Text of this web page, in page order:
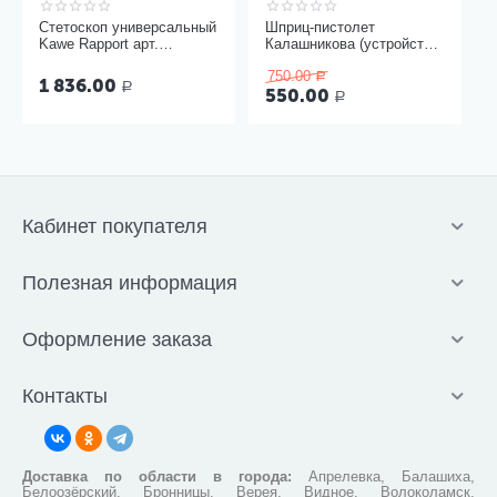
Стетоскоп универсальный
Kawe Rapport арт.
1 836.00 Р
Шприц-пистолет
Калашникова (устройство
шприцами одноразовыми)
750.00 Р
550.00 Р
Кабинет покупателя
Полезная информация
Оформление заказа
Контакты
Доставка по области в города: Апрелевка, Балашиха,
Белоозёрский, Бронницы, Верея, Видное, Волоколамск,